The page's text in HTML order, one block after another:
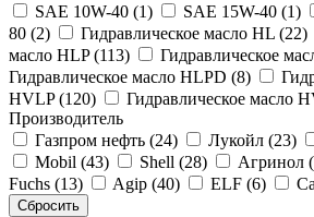
SAE 10W-40 (1)
SAE 15W-40 (1)
80 (2)
Гидравлическое масло HL (22)
масло HLP (113)
Гидравлическое
Гидравлическое масло HLPD (8)
HVLP (120)
Гидравлическое масло
Производитель
Газпром нефть (24)
Лукойл (23)
Mobil (43)
Shell (28) Агринол
Fuchs (13)
Agip (40) ELF (6)